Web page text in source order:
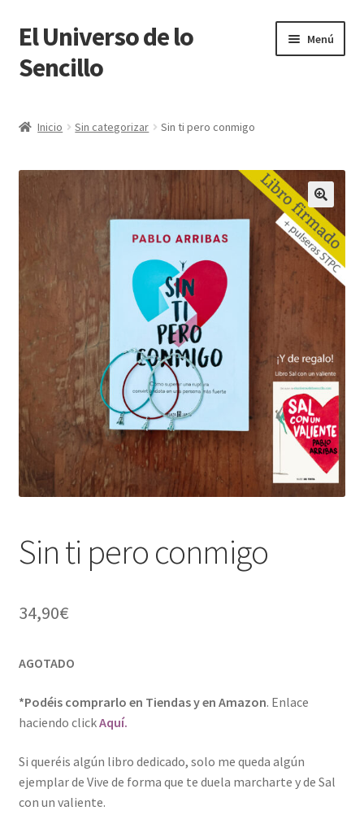
Ir
a
la
Ir
al
contenido
El Universo de lo
Sencillo
Menú
Finalizar compra
Inicio Sin categorizar Sin ti pero conmigo
Sin ti pero conmigo
34,90€
AGOTADO
*Podéis comprarlo en Tiendas y en Amazon. Enlace
haciendo clickAquí.
Si queréis algún libro dedicado, solo me queda algún
ejemplar de Vive de forma que te duela marcharte y de Sal
con un valiente.